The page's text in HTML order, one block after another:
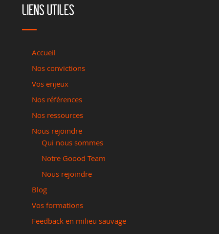
LIENS UTILES
Accueil
Nos convictions
Vos enjeux
Nos références
Nos ressources
Nous rejoindre
Qui nous sommes
Notre Goood Team
Nous rejoindre
Blog
Vos formations
Feedback en milieu sauvage